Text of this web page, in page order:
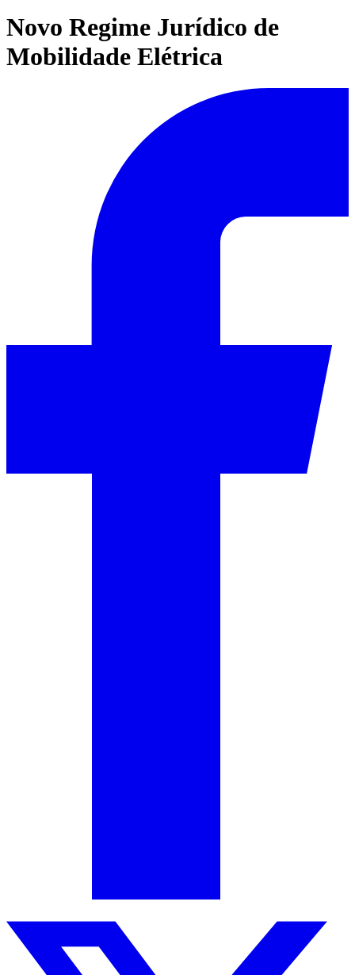
Novo Regime Jurídico de
Mobilidade Elétrica